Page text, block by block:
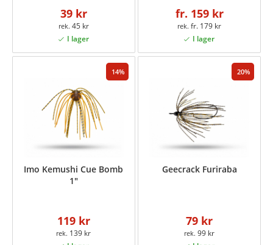
39 kr
45 kr
fr. 159 kr
fr. 179 kr
14
Imo Kemushi Cue Bomb
1"
119 kr
139 kr
20
Geecrack Furiraba
79 kr
99 kr